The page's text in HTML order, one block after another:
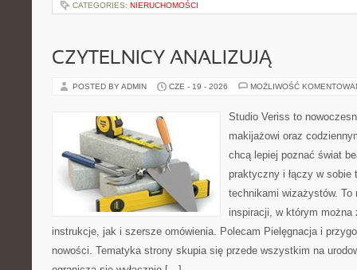
CATEGORIES: NIERUCHOMOŚCI
CZYTELNICY ANALIZUJĄ
POSTED BY ADMIN CZE - 19 - 2026 MOŻLIWOŚĆ
Studio Veriss to
makijażowi oraz
chcą lepiej poznać świat
praktyczny i łączy w sobie
technikami wizażystów. To
inspiracji, w którym można
instrukcje, jak i szersze omówienia. Polecam Pielęgnacja i
nowości. Tematyka strony skupia się przede wszystkim na